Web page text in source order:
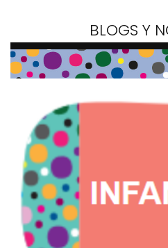
BLOGS Y